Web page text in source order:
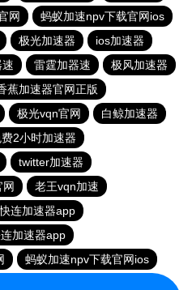
网
蚂蚁加速npv下载官网ios
极光加速器
ios加速器
雷霆加器速
极风加速器
蕉加速器官网正版
极光vqn官网
白鲸加速器
2小时加速器
twitter加速器
网
老王vqn加速
快连加速器app
加速器app
蚂蚁加速npv下载官网ios